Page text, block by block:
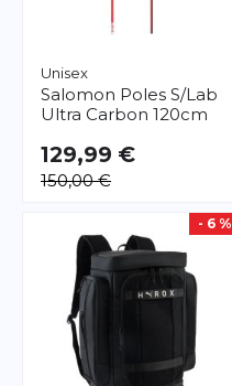
Unisex
Salomon Poles S/Lab
Ultra Carbon 120cm
129,99 €
150,00 €
- 6 %